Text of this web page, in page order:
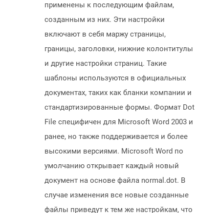
применены к последующим файлам,
созданным из них. Эти настройки
включают в себя маржу страницы,
границы, заголовки, нижние колонтитулы
и другие настройки страниц. Такие
шаблоны используются в официальных
документах, таких как бланки компании и
стандартизированные формы. Формат Dot
File специфичен для Microsoft Word 2003 и
ранее, но также поддерживается и более
высокими версиями. Microsoft Word по
умолчанию открывает каждый новый
документ на основе файла normal.dot. В
случае изменения все новые созданные
файлы приведут к тем же настройкам, что